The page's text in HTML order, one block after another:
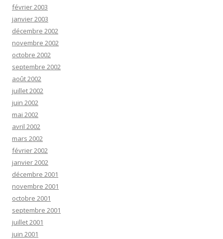
février 2003
janvier 2003
décembre 2002
novembre 2002
octobre 2002
septembre 2002
août 2002
juillet 2002
juin 2002
mai 2002
avril 2002
mars 2002
février 2002
janvier 2002
décembre 2001
novembre 2001
octobre 2001
septembre 2001
juillet 2001
juin 2001